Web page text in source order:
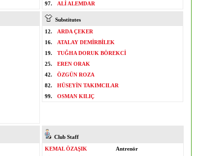
97.
ALİ ALEMDAR
Substitutes
12.
ARDA ÇEKER
16.
ATALAY DEMİRBİLEK
19.
TUĞHA DORUK BÖREKCİ
25.
EREN ORAK
42.
ÖZGÜN ROZA
82.
HÜSEYİN TAKIMCILAR
99.
OSMAN KILIÇ
Club Staff
KEMAL ÖZAŞIK
Antrenör